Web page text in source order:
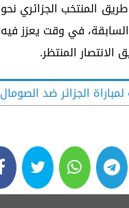
المنتخب الجزائري نحو
في وقت يعزز فيه
المنتظر.
لمباراة الجزائر ضد الصومال